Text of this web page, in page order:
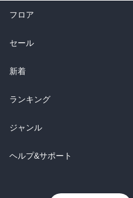
フロア
総合
ラノベ
雑誌・グラビア
BL・TL
セール
総合
ラノベ
雑誌・グラビア
BL・TL
新着
総合
ラノベ
雑誌・グラビア
ランキング
総合
ラノベ
ジャンル
コミック
ヘルプ&サポート